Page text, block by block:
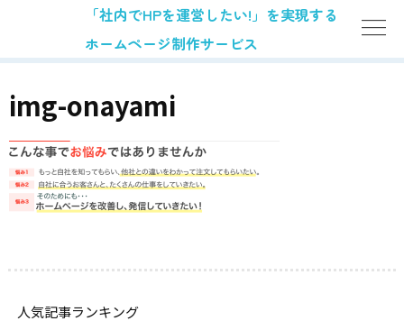
「社内でHPを運営したい!」を実現する
ホームページ制作サービス
img-onayami
人気記事ランキング